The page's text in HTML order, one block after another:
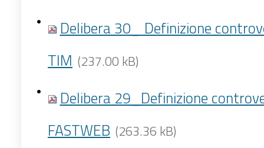
Delibera 30_ Definizione
TIM (237.00 kB)
Delibera 29_Definizione
FASTWEB (263.36 kB)